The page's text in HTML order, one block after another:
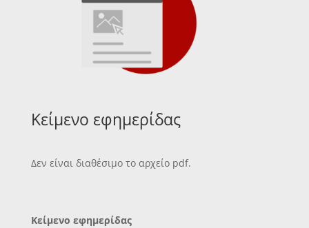
Κείμενο εφημερίδας
Δεν είναι διαθέσιμο το αρχείο pdf.
Κείμενο εφημερίδας